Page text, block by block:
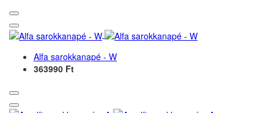
Alfa sarokkanapé - W
363990 Ft